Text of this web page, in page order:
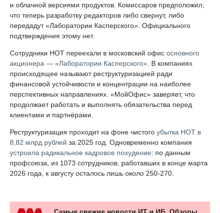
и облачной версиями продуктов. Комиссаров предположил,
что теперь разработку редакторов либо свернут, либо
передадут «Лаборатории Касперского». Официального
подтверждения этому нет.
Сотрудники НОТ переехали в московский офис основного
акционера — «Лаборатории Касперского» . В компаниях
происходящее называют реструктуризацией ради
финансовой устойчивости и концентрации на наиболее
перспективных направлениях. «МойОфис» заверяет, что
продолжает работать и выполнять обязательства перед
клиентами и партнёрами.
Реструктуризация проходит на фоне чистого убытка НОТ в
8,82 млрд рублей за 2025 год. Одновременно компания
устроила радикальное кадровое похудение: по данным
профсоюза, из 1073 сотрудников, работавших в конце марта
2026 года, к августу осталось лишь около 250-270.
Самые свежие новости ИТ и ИБ. Обзоры,